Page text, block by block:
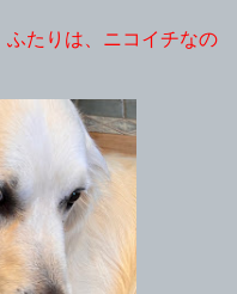
たりは、ニコイチなの